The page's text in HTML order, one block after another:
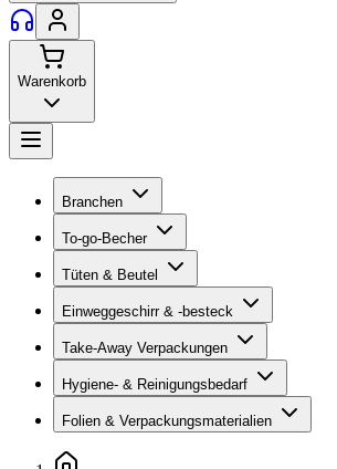
Warenkorb
Branchen
To-go-Becher
Tüten & Beutel
Einweggeschirr & -besteck
Take-Away Verpackungen
Hygiene- & Reinigungsbedarf
Folien & Verpackungsmaterialien